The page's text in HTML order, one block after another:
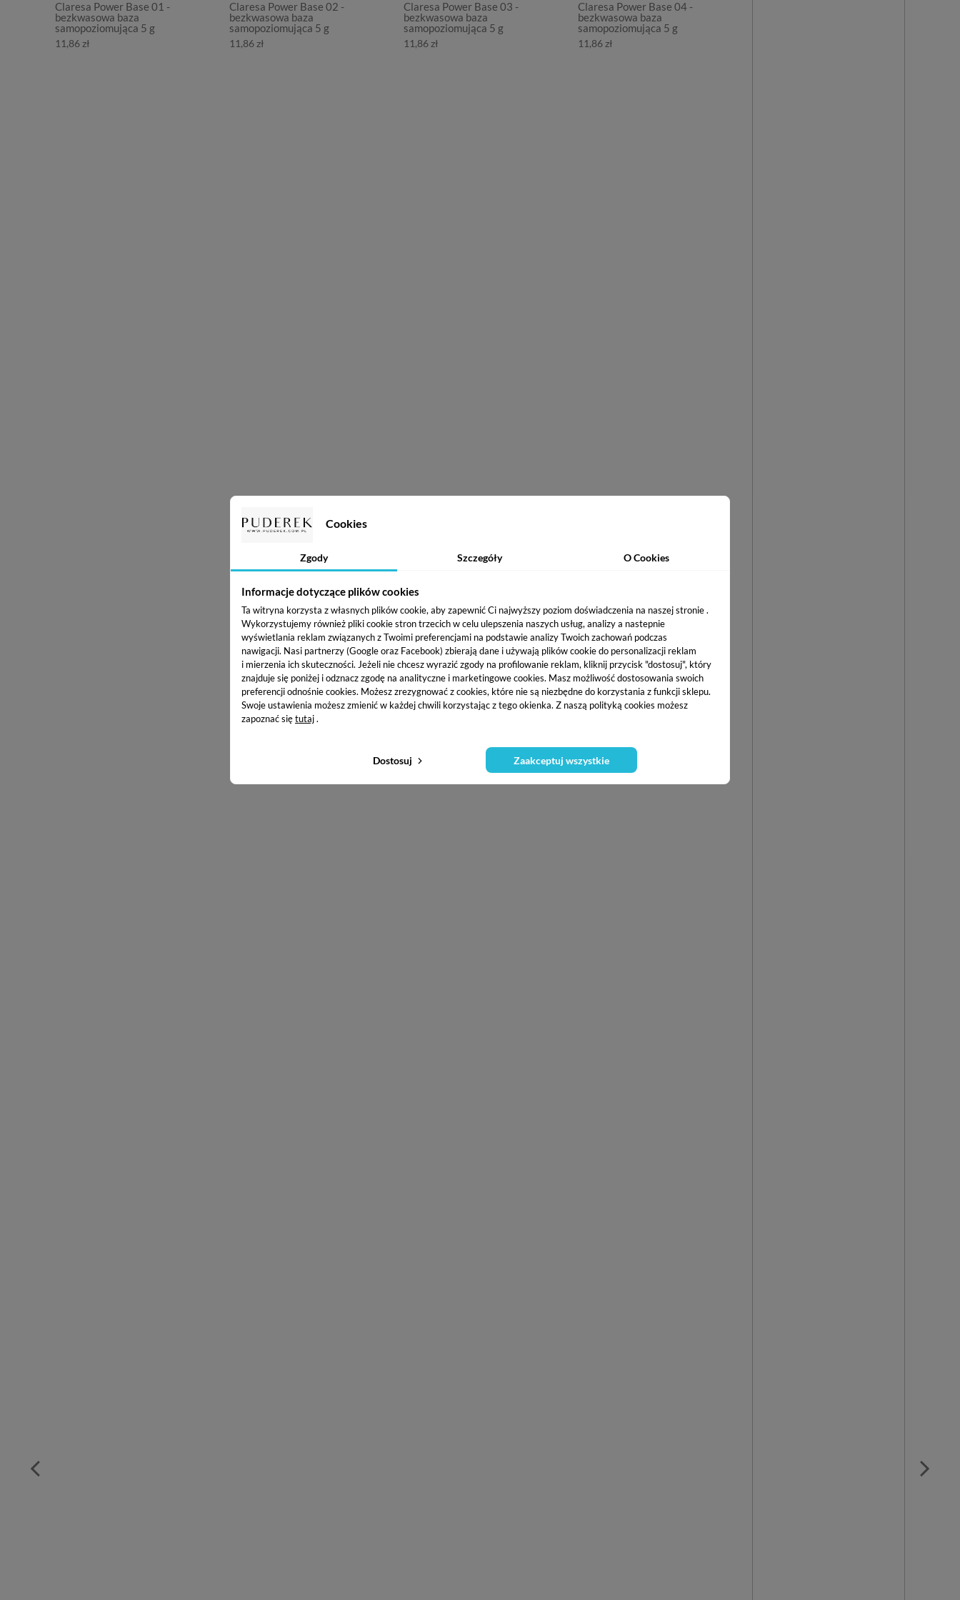
Cookies
Zgody Szczegóły O Cookies
Informacje dotyczące plików cookies
Ta witryna korzysta z własnych plików cookie, aby zapewnić Ci najwyższy poziom doświadczenia na naszej stronie .
Wykorzystujemy również pliki cookie stron trzecich w celu ulepszenia naszych usług, analizy a nastepnie
wyświetlania reklam związanych z Twoimi preferencjami na podstawie analizy Twoich zachowań podczas
nawigacji. Nasi partnerzy (Google oraz Facebook) zbierają dane i używają plików cookie do personalizacji reklam
i mierzenia ich skuteczności. Jeżeli nie chcesz wyrazić zgody na profilowanie reklam, kliknij przycisk "dostosuj", który
znajduje się poniżej i odznacz zgodę na analityczne i marketingowe cookies. Masz możliwość dostosowania swoich
preferencji odnośnie cookies. Możesz zrezygnować z cookies, które nie są niezbędne do korzystania z funkcji sklepu.
Swoje ustawienia możesz zmienić w każdej chwili korzystając z tego okienka. Z naszą polityką cookies możesz
zapoznać siętutaj.
Dostosuj Zaakceptuj wszystkie
Claresa Power Base 01 -
bezkwasowa baza
samopoziomująca 5 g
11,86 zł
Claresa Power Base 02 -
bezkwasowa baza
samopoziomująca 5 g
11,86 zł
Claresa Power Base 03 -
bezkwasowa baza
samopoziomująca 5 g
11,86 zł
Claresa Power Base 04 -
bezkwasowa baza
samopoziomująca 5 g
11,86 zł